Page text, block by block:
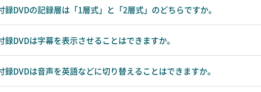
DVDの記録層は「1層式」と「2層式」のどちらですか。
DVDは字幕を表示させることはできますか。
DVDは音声を英語などに切り替えることはできますか。